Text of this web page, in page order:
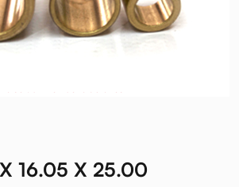
16.05 X 25.00